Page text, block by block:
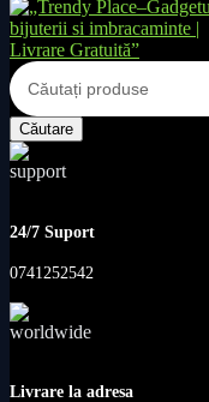
Căutare
24/7 Suport
0741252542
Livrare la adresa